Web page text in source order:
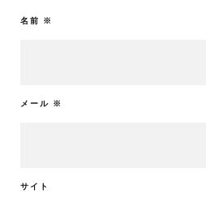
名前 ※
メール ※
サイト